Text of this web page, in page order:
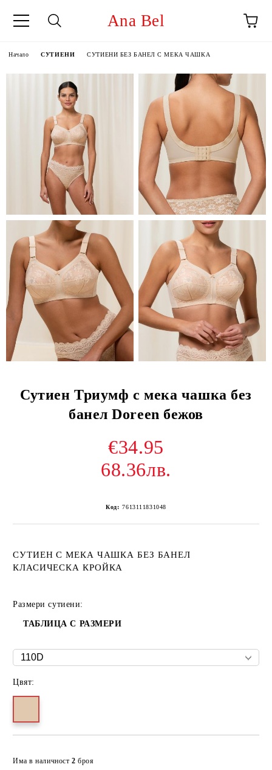
Ana Bel
Начало СУТИЕНИ СУТИЕНИ БЕЗ БАНЕЛ С МЕКА ЧАШКА
Сутиен Триумф с мека чашка без
банел Doreen бежов
€34.95
68.36лв.
Код: 7613111831048
СУТИЕН С МЕКА ЧАШКА БЕЗ БАНЕЛ
КЛАСИЧЕСКА КРОЙКА
Размери сутиени:
ТАБЛИЦА С РАЗМЕРИ
Цвят:
Има в наличност 2 броя